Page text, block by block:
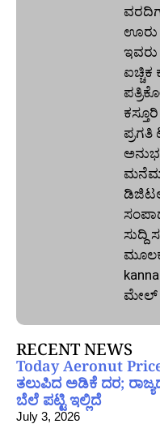
ಊರು
ಐಚ್ಚಿಕ
ಸುದ್ದಿ
ಮೇಲ್‌
RECENT NEWS
Today Aeronut
ತಲುಪಿದ ಅಡಿಕೆ ದರ;
ಬೆಲೆ ಪಟ್ಟಿ ಇಲ್ಲಿದೆ
July 3, 2026